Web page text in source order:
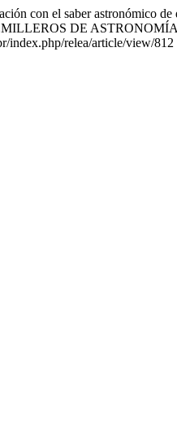
con el saber astronómico
DE
relea/article/view/812